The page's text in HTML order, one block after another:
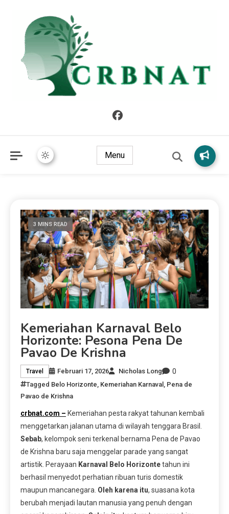
Menu
3 MINS READ
Kemeriahan Karnaval Belo
Horizonte: Pesona Pena De
Pavao De Krishna
Travel Februari 17, 2026 Nicholas Long 0
Tagged Belo Horizonte Kemeriahan Karnaval
Pena de
Pavao de Krishna
crbnat.com – Kemeriahan pesta rakyat tahunan kembali
menggetarkan jalanan utama di wilayah tenggara Brasil.
Sebab, kelompok seni terkenal bernama Pena de Pavao
de Krishna baru saja menggelar parade yang sangat
artistik. Perayaan Karnaval Belo Horizontetahun ini
berhasil menyedot perhatian ribuan turis domestik
maupun mancanegara. Oleh karena itu, suasana kota
berubah menjadi lautan manusia yang penuh dengan